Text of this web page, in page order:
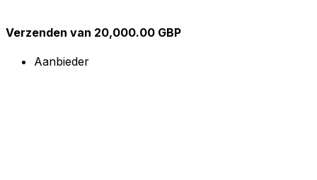
Verzenden van 20,000.00 GBP
Aanbieder